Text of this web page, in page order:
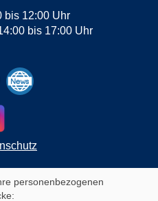
bis 12:00 Uhr
bis 17:00 Uhr
personenbezogenen